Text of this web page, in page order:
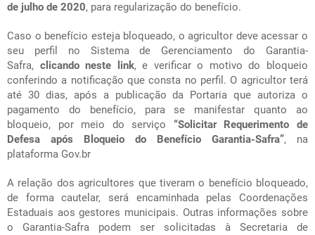
de julho de 2020, para regularização do benefício.
Caso o benefício esteja bloqueado, o agricultor deve acessar o
seu perfil no Sistema de Gerenciamento do Garantia-
Safra, clicando neste link, e verificar o motivo do bloqueio
conferindo a notificação que consta no perfil. O agricultor terá
até 30 dias, após a publicação da Portaria que autoriza o
pagamento do benefício, para se manifestar quanto ao
bloqueio, por meio do serviço “Solicitar Requerimento de
Defesa após Bloqueio do Benefício Garantia-Safra”, na
plataforma Gov.br
A relação dos agricultores que tiveram o benefício bloqueado,
de forma cautelar, será encaminhada pelas Coordenações
Estaduais aos gestores municipais. Outras informações sobre
o Garantia-Safra podem ser solicitadas à Secretaria de